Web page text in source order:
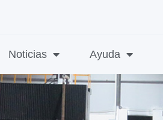
Noticias Ayuda